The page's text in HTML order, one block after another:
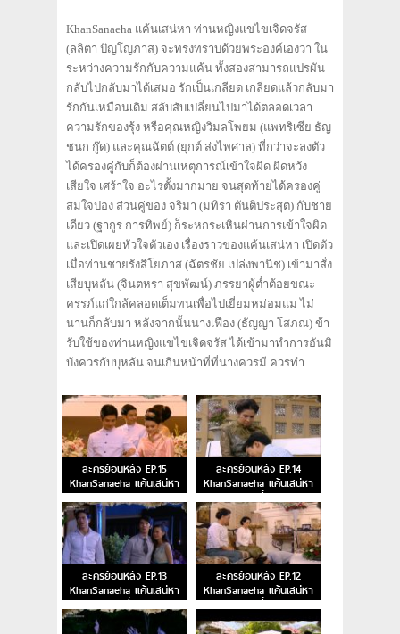
KhanSanaeha แค้นเสน่หา ท่านหญิงแขไขเจิดจรัส
(ลลิตา ปัญโญภาส) จะทรงทราบด้วยพระองค์เองว่า ใน
ระหว่างความรักกับความแค้น ทั้งสองสามารถแปรผัน
กลับไปกลับมาได้เสมอ รักเป็นเกลียด เกลียดแล้วกลับมา
รักกันเหมือนเดิม สลับสับเปลี่ยนไปมาได้ตลอดเวลา
ความรักของรุ้ง หรือคุณหญิงวิมลโพยม (แพทริเซีย ธัญ
ชนก กู๊ด) และคุณฉัตต์ (ยุกต์ ส่งไพศาล) ที่กว่าจะลงตัว
ได้ครองคู่กับก็ต้องผ่านเหตุการณ์เข้าใจผิด ผิดหวัง
เสียใจ เศร้าใจ อะไรตั้งมากมาย จนสุดท้ายได้ครองคู่
สมใจปอง ส่วนคู่ของ จริมา (มทิรา ตันติประสุต) กับชาย
เดียว (ฐากูร การทิพย์) ก็ระหกระเหินผ่านการเข้าใจผิด
และเปิดเผยหัวใจตัวเอง เรื่องราวของแค้นเสน่หา เปิดตัว
เมื่อท่านชายรังสิโยภาส (ฉัตรชัย เปล่งพานิช) เข้ามาสั่ง
เสียบุหลัน (จินตหรา สุขพัฒน์) ภรรยาผู้ต่ำต้อยขณะ
ครรภ์แก่ใกล้คลอดเต็มทนเพื่อไปเยี่ยมหม่อมแม่ ไม่
นานก็กลับมา หลังจากนั้นนางเฟือง (ธัญญา โสภณ) ข้า
รับใช้ของท่านหญิงแขไขเจิดจรัส ได้เข้ามาทำการอันมิ
บังควรกับบุหลัน จนเกินหน้าที่ที่นางควรมี ควรทำ
ละครย้อนหลัง EP.15
KhanSanaeha แค้นเสน่หา
ตอนจบ
ละครย้อนหลัง EP.14
KhanSanaeha แค้นเสน่หา
ตอนที่ 14
ละครย้อนหลัง EP.13
KhanSanaeha แค้นเสน่หา
ตอนที่ 13
ละครย้อนหลัง EP.12
KhanSanaeha แค้นเสน่หา
ตอนที่ 12